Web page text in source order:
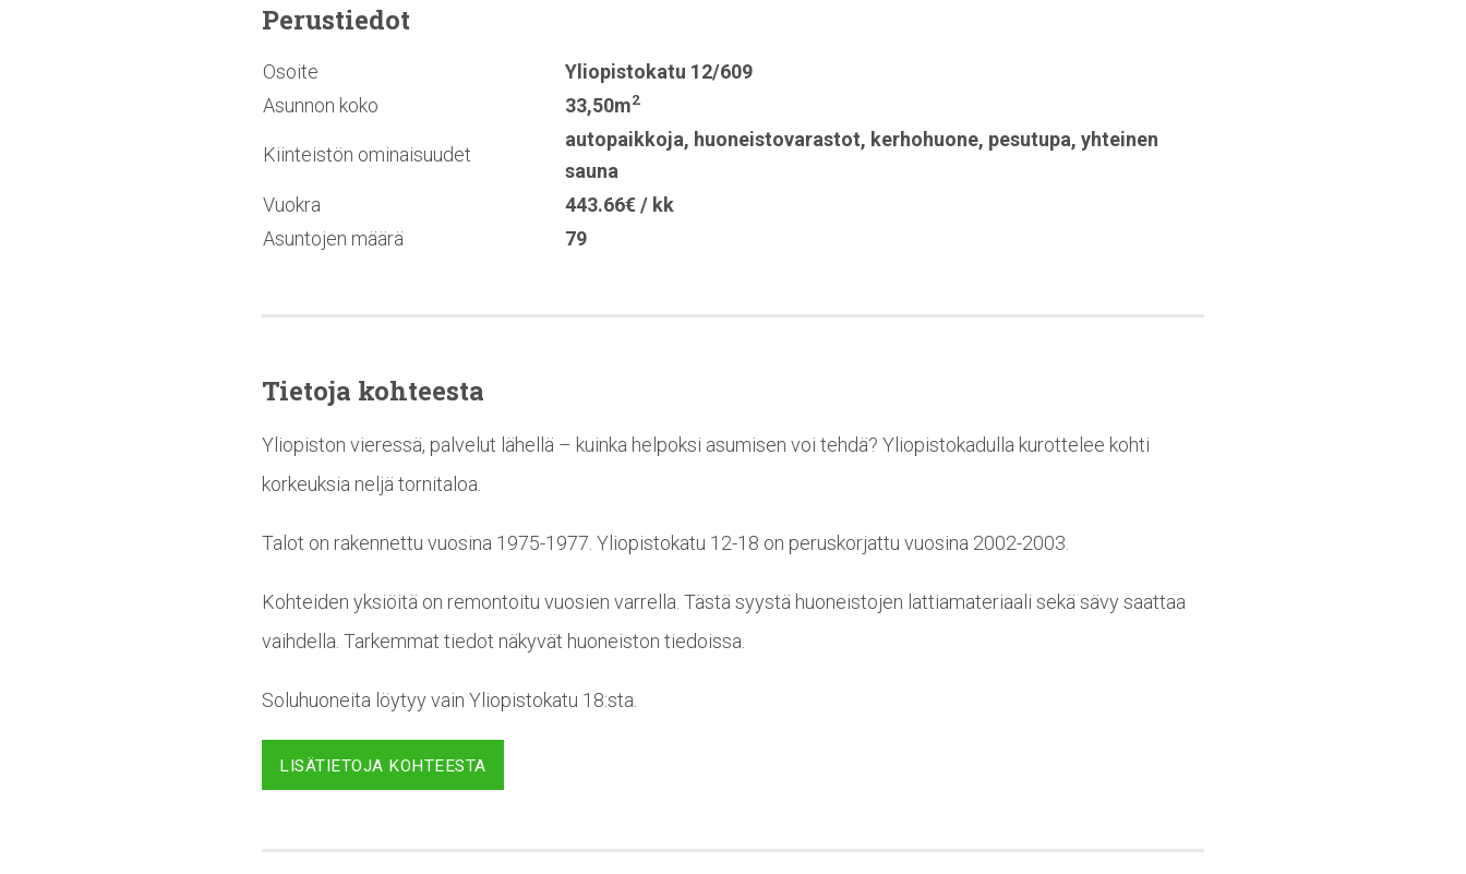
Perustiedot
Osoite
Yliopistokatu 12/609
Asunnon koko
33,50m2
Kiinteistön ominaisuudet
autopaikkoja, huoneistovarastot, kerhohuone, pesutupa, yhteinen
sauna
Vuokra
443.66€ / kk
Asuntojen määrä
79
Tietoja kohteesta
Yliopiston vieressä, palvelut lähellä – kuinka helpoksi asumisen voi tehdä? Yliopistokadulla kurottelee kohti
korkeuksia neljä tornitaloa.
Talot on rakennettu vuosina 1975-1977. Yliopistokatu 12-18 on peruskorjattu vuosina 2002-2003.
Kohteiden yksiöitä on remontoitu vuosien varrella. Tästä syystä huoneistojen lattiamateriaali sekä sävy saattaa
vaihdella. Tarkemmat tiedot näkyvät huoneiston tiedoissa.
Soluhuoneita löytyy vain Yliopistokatu 18:sta.
LISÄTIETOJA KOHTEESTA